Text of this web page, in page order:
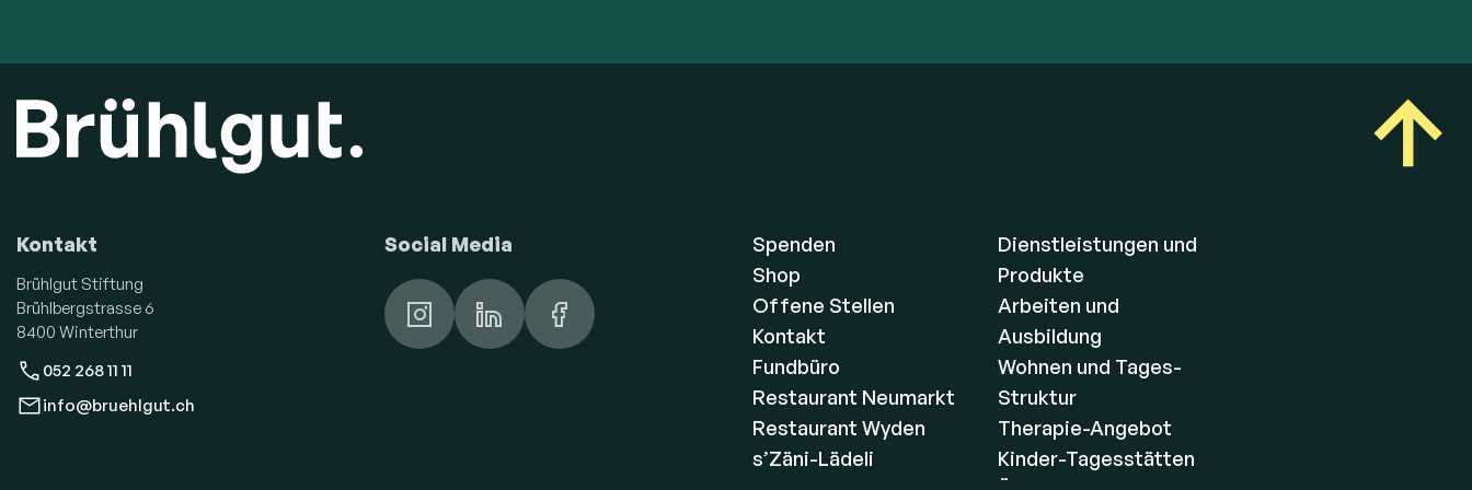
Kontakt
Brühlgut Stiftung
Brühlbergstrasse 6
8400 Winterthur
052 268 11 11
info@bruehlgut.ch
Social Media
Spenden
Shop
Offene Stellen
Kontakt
Fundbüro
Restaurant Neumarkt
Restaurant Wyden
s’Zäni-Lädeli
Dienstleistungen und
Produkte
Arbeiten und
Ausbildung
Wohnen und Tages-
Struktur
Therapie-Angebot
Kinder-Tagesstätten